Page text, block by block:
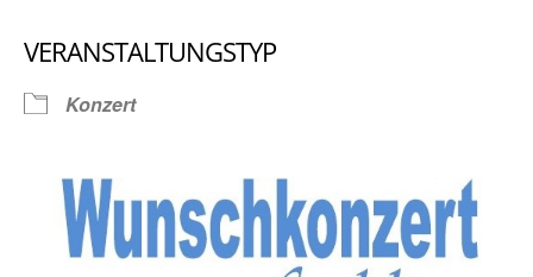
VERANSTALTUNGSTYP
Konzert